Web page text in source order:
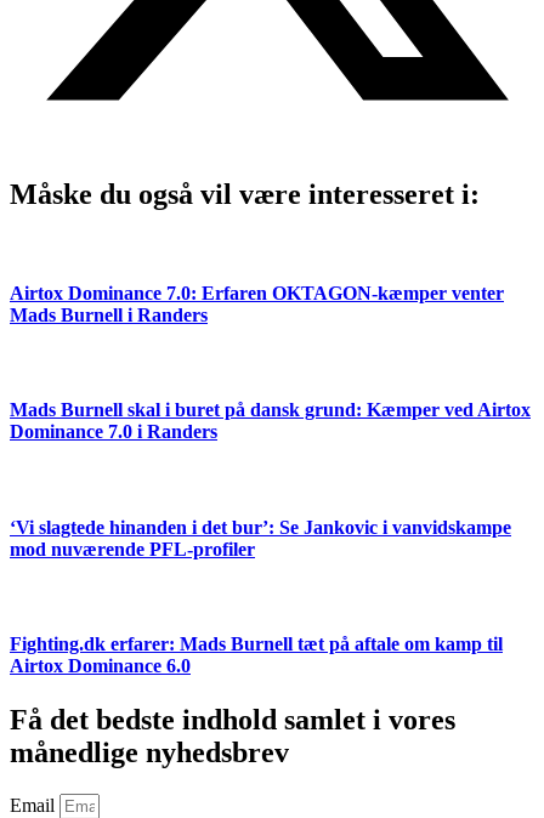
Måske du også vil være interesseret i:
Airtox Dominance 7.0: Erfaren OKTAGON-kæmper venter
Mads Burnell i Randers
Mads Burnell skal i buret på dansk grund: Kæmper ved Airtox
Dominance 7.0 i Randers
‘Vi slagtede hinanden i det bur’: Se Jankovic i vanvidskampe
mod nuværende PFL-profiler
Fighting.dk erfarer: Mads Burnell tæt på aftale om kamp til
Airtox Dominance 6.0
Få det bedste indhold samlet i vores
månedlige nyhedsbrev
Email